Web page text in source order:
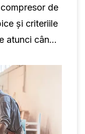
de
și criteriile
atunci când